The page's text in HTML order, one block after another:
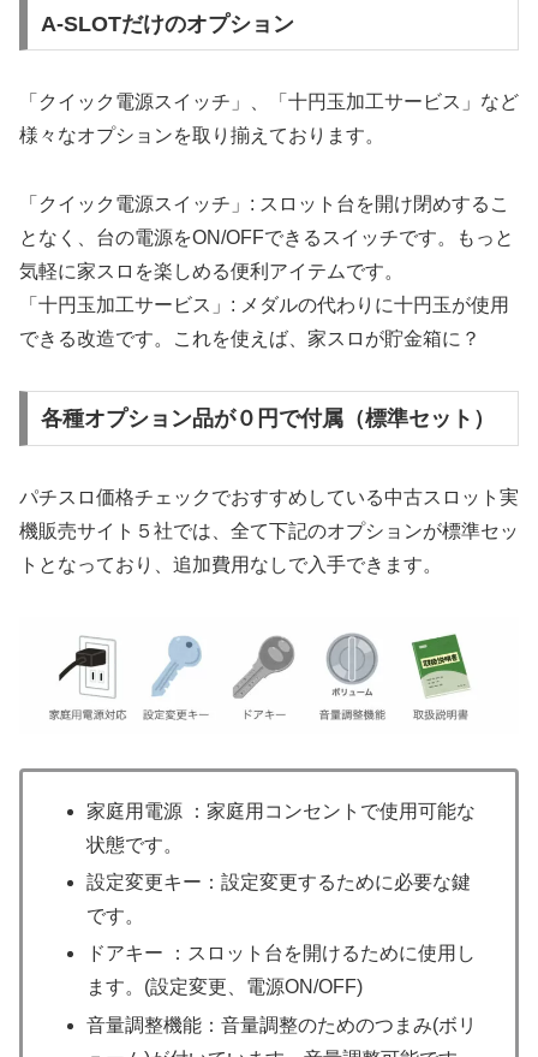
A-SLOTだけのオプション
「クイック電源スイッチ」、「十円玉加工サービス」など
様々なオプションを取り揃えております。
「クイック電源スイッチ」: スロット台を開け閉めするこ
となく、台の電源をON/OFFできるスイッチです。もっと
気軽に家スロを楽しめる便利アイテムです。
「十円玉加工サービス」: メダルの代わりに十円玉が使用
できる改造です。これを使えば、家スロが貯金箱に？
各種オプション品が０円で付属（標準セット）
パチスロ価格チェックでおすすめしている中古スロット実
機販売サイト５社では、全て下記のオプションが標準セッ
トとなっており、追加費用なしで入手できます。
家庭用電源 ：家庭用コンセントで使用可能な
状態です。
設定変更キー：設定変更するために必要な鍵
です。
ドアキー ：スロット台を開けるために使用し
ます。(設定変更、電源ON/OFF)
音量調整機能：音量調整のためのつまみ(ボリ